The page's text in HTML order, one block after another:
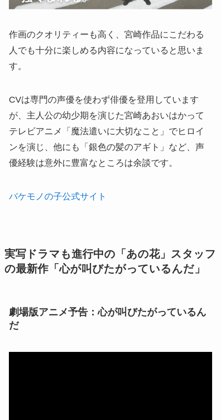
作画のクオリティーも高く、宮崎作品にこだわる
人でも十分に楽しめる内容になっていると思いま
す。
CVは専門の声優を使わず俳優を登用しています
が、主人公の幼少期を演じた宮崎あおいはかって
テレビアニメ「魔法遣いに大切なこと」でヒロイ
ンを演じ、他にも「銀色の髪のアギト」など、声
優経験は意外に豊富なところは余談です。
バケモノの子公式サイト
実写ドラマも進行中の「あの花」スタッフ
の最新作「心が叫びたがっているんだ」
劇場版アニメ予告：心が叫びたがっているん
だ